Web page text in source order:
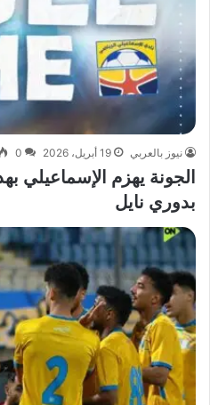
نيوز بالعربي 19 أبريل، 2026 0
الجونة يهزم
بدوري نايل